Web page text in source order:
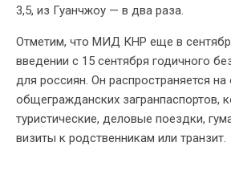
3,5, из Гуанчжоу — в два раза.
Отметим, что МИД КНР еще в
введении с 15 сентября годичного
для россиян. Он распространяется на
общегражданских загранпаспортов,
туристические, деловые поездки,
визиты к родственникам или транзит.